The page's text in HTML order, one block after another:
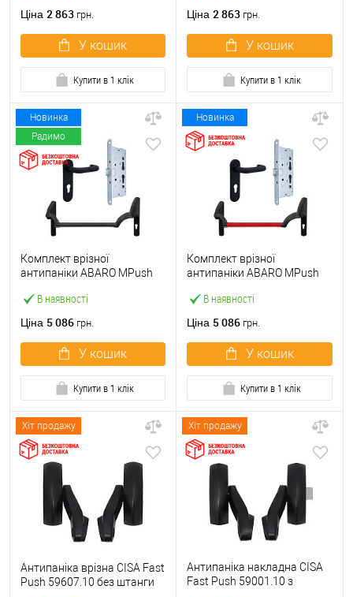
Ціна 2 863 грн.
У кошик
Купити в 1 клік
Ціна 2 863 грн.
У кошик
Купити в 1 клік
Новинка
Радимо
В наявності
Комплект врізної
антипаніки ABARO МPush
чорний із замком та ручкою
Ціна 5 086 грн.
У кошик
Купити в 1 клік
Новинка
В наявності
Комплект врізної
антипаніки ABARO МPush
червоний із замком та
Ціна 5 086 грн.
У кошик
Купити в 1 клік
Хіт продажу
Антипаніка врізна CISA Fast
Push 59607.10 без штанги
Хіт продажу
Антипаніка накладна CISA
Fast Push 59001.10 з